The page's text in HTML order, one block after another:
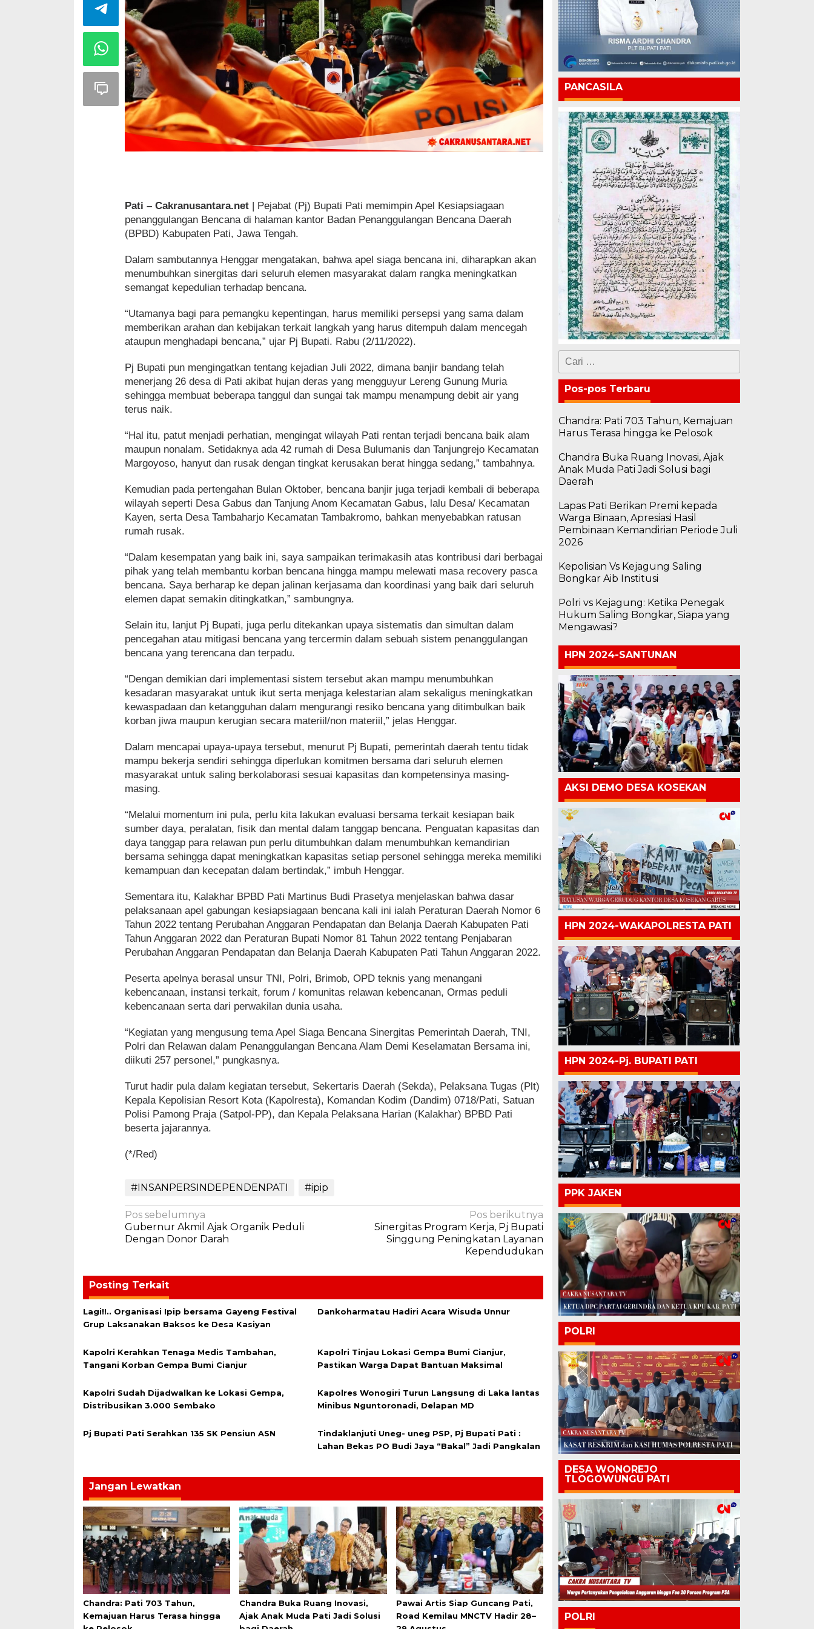
Pati – Cakranusantara.net | Pejabat (Pj) Bupati Pati memimpin Apel Kesiapsiagaan
penanggulangan Bencana di halaman kantor Badan Penanggulangan Bencana Daerah
(BPBD) Kabupaten Pati, Jawa Tengah.
Dalam sambutannya Henggar mengatakan, bahwa apel siaga bencana ini, diharapkan akan
menumbuhkan sinergitas dari seluruh elemen masyarakat dalam rangka meningkatkan
semangat kepedulian terhadap bencana.
“Utamanya bagi para pemangku kepentingan, harus memiliki persepsi yang sama dalam
memberikan arahan dan kebijakan terkait langkah yang harus ditempuh dalam mencegah
ataupun menghadapi bencana,” ujar Pj Bupati. Rabu (2/11/2022).
Pj Bupati pun mengingatkan tentang kejadian Juli 2022, dimana banjir bandang telah
menerjang 26 desa di Pati akibat hujan deras yang mengguyur Lereng Gunung Muria
sehingga membuat beberapa tanggul dan sungai tak mampu menampung debit air yang
terus naik.
“Hal itu, patut menjadi perhatian, mengingat wilayah Pati rentan terjadi bencana baik alam
maupun nonalam. Setidaknya ada 42 rumah di Desa Bulumanis dan Tanjungrejo Kecamatan
Margoyoso, hanyut dan rusak dengan tingkat kerusakan berat hingga sedang,” tambahnya.
Kemudian pada pertengahan Bulan Oktober, bencana banjir juga terjadi kembali di beberapa
wilayah seperti Desa Gabus dan Tanjung Anom Kecamatan Gabus, lalu Desa/ Kecamatan
Kayen, serta Desa Tambaharjo Kecamatan Tambakromo, bahkan menyebabkan ratusan
rumah rusak.
“Dalam kesempatan yang baik ini, saya sampaikan terimakasih atas kontribusi dari berbagai
pihak yang telah membantu korban bencana hingga mampu melewati masa recovery pasca
bencana. Saya berharap ke depan jalinan kerjasama dan koordinasi yang baik dari seluruh
elemen dapat semakin ditingkatkan,” sambungnya.
Selain itu, lanjut Pj Bupati, juga perlu ditekankan upaya sistematis dan simultan dalam
pencegahan atau mitigasi bencana yang tercermin dalam sebuah sistem penanggulangan
bencana yang terencana dan terpadu.
“Dengan demikian dari implementasi sistem tersebut akan mampu menumbuhkan
kesadaran masyarakat untuk ikut serta menjaga kelestarian alam sekaligus meningkatkan
kewaspadaan dan ketangguhan dalam mengurangi resiko bencana yang ditimbulkan baik
korban jiwa maupun kerugian secara materiil/non materiil,” jelas Henggar.
Dalam mencapai upaya-upaya tersebut, menurut Pj Bupati, pemerintah daerah tentu tidak
mampu bekerja sendiri sehingga diperlukan komitmen bersama dari seluruh elemen
masyarakat untuk saling berkolaborasi sesuai kapasitas dan kompetensinya masing-
masing.
“Melalui momentum ini pula, perlu kita lakukan evaluasi bersama terkait kesiapan baik
sumber daya, peralatan, fisik dan mental dalam tanggap bencana. Penguatan kapasitas dan
daya tanggap para relawan pun perlu ditumbuhkan dalam menumbuhkan kemandirian
bersama sehingga dapat meningkatkan kapasitas setiap personel sehingga mereka memiliki
kemampuan dan kecepatan dalam bertindak,” imbuh Henggar.
Sementara itu, Kalakhar BPBD Pati Martinus Budi Prasetya menjelaskan bahwa dasar
pelaksanaan apel gabungan kesiapsiagaan bencana kali ini ialah Peraturan Daerah Nomor 6
Tahun 2022 tentang Perubahan Anggaran Pendapatan dan Belanja Daerah Kabupaten Pati
Tahun Anggaran 2022 dan Peraturan Bupati Nomor 81 Tahun 2022 tentang Penjabaran
Perubahan Anggaran Pendapatan dan Belanja Daerah Kabupaten Pati Tahun Anggaran 2022.
Peserta apelnya berasal unsur TNI, Polri, Brimob, OPD teknis yang menangani
kebencanaan, instansi terkait, forum / komunitas relawan kebencanan, Ormas peduli
kebencanaan serta dari perwakilan dunia usaha.
“Kegiatan yang mengusung tema Apel Siaga Bencana Sinergitas Pemerintah Daerah, TNI,
Polri dan Relawan dalam Penanggulangan Bencana Alam Demi Keselamatan Bersama ini,
diikuti 257 personel,” pungkasnya.
Turut hadir pula dalam kegiatan tersebut, Sekertaris Daerah (Sekda), Pelaksana Tugas (Plt)
Kepala Kepolisian Resort Kota (Kapolresta), Komandan Kodim (Dandim) 0718/Pati, Satuan
Polisi Pamong Praja (Satpol-PP), dan Kepala Pelaksana Harian (Kalakhar) BPBD Pati
beserta jajarannya.
(*/Red)
#INSANPERSINDEPENDENPATI #ipip
Navigasi
pos
Pos sebelumnya
Gubernur Akmil Ajak Organik Peduli
Dengan Donor Darah
Pos berikutnya
Sinergitas Program Kerja, Pj Bupati
Singgung Peningkatan Layanan
Kependudukan
Posting Terkait
Lagi!!.. Organisasi Ipip bersama Gayeng Festival
Grup Laksanakan Baksos ke Desa Kasiyan
Dankoharmatau Hadiri Acara Wisuda Unnur
Kapolri Kerahkan Tenaga Medis Tambahan,
Tangani Korban Gempa Bumi Cianjur
Kapolri Tinjau Lokasi Gempa Bumi Cianjur,
Pastikan Warga Dapat Bantuan Maksimal
Kapolri Sudah Dijadwalkan ke Lokasi Gempa,
Distribusikan 3.000 Sembako
Kapolres Wonogiri Turun Langsung di Laka lantas
Minibus Nguntoronadi, Delapan MD
Pj Bupati Pati Serahkan 135 SK Pensiun ASN
Tindaklanjuti Uneg- uneg PSP, Pj Bupati Pati :
Lahan Bekas PO Budi Jaya “Bakal” Jadi Pangkalan
Jangan Lewatkan
Chandra: Pati 703 Tahun,
Kemajuan Harus Terasa hingga
Chandra Buka Ruang Inovasi,
Ajak Anak Muda Pati Jadi Solusi
Pawai Artis Siap Guncang Pati,
Road Kemilau MNCTV Hadir 28–
PANCASILA
Cari
untuk:
Pos-pos Terbaru
Chandra: Pati 703 Tahun, Kemajuan
Harus Terasa hingga ke Pelosok
Chandra Buka Ruang Inovasi, Ajak
Anak Muda Pati Jadi Solusi bagi
Daerah
Lapas Pati Berikan Premi kepada
Warga Binaan, Apresiasi Hasil
Pembinaan Kemandirian Periode Juli
2026
Kepolisian Vs Kejagung Saling
Bongkar Aib Institusi
Polri vs Kejagung: Ketika Penegak
Hukum Saling Bongkar, Siapa yang
Mengawasi?
HPN 2024-SANTUNAN
AKSI DEMO DESA KOSEKAN
HPN 2024-WAKAPOLRESTA PATI
HPN 2024-Pj. BUPATI PATI
PPK JAKEN
POLRI
DESA WONOREJO
TLOGOWUNGU PATI
POLRI